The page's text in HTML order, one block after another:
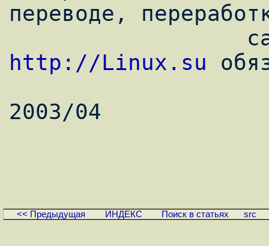
переводе,
http://Linux.su
2003/04
<< Предыдущая ИНДЕКС Поиск в статьях src